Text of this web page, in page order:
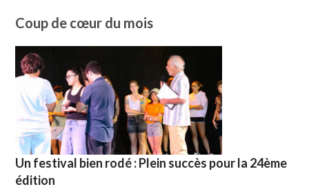
Coup de cœur du mois
Un festival bien rodé : Plein succès pour la 24ème
édition